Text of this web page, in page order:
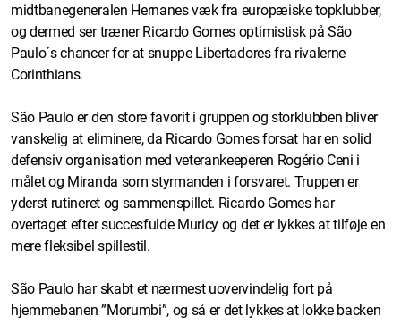
midtbanegeneralen Hernanes væk fra europæiske topklubber,
og dermed ser træner Ricardo Gomes optimistisk på São
Paulo´s chancer for at snuppe Libertadores fra rivalerne
Corinthians.
São Paulo er den store favorit i gruppen og storklubben bliver
vanskelig at eliminere, da Ricardo Gomes forsat har en solid
defensiv organisation med veterankeeperen Rogério Ceni i
målet og Miranda som styrmanden i forsvaret. Truppen er
yderst rutineret og sammenspillet. Ricardo Gomes har
overtaget efter succesfulde Muricy og det er lykkes at tilføje en
mere fleksibel spillestil.
São Paulo har skabt et nærmest uovervindelig fort på
hjemmebanen ”Morumbi”, og så er det lykkes at lokke backen